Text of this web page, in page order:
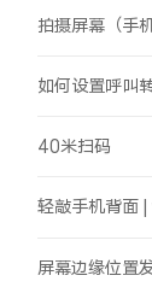
如何设置呼叫
40米扫码
轻敲手机背面
屏幕边缘位置